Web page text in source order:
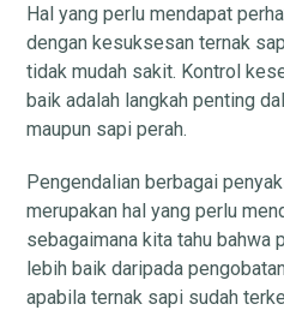
Hal yang perlu mendapat
dengan kesuksesan ternak
tidak mudah sakit. Kontrol
baik adalah langkah penting
maupun sapi perah.
Pengendalian berbagai
merupakan hal yang perlu
sebagaimana kita tahu bahwa
lebih baik daripada
apabila ternak sapi sudah